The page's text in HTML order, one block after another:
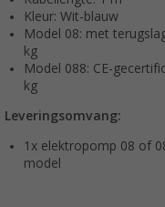
Kleur: Wit-blauw
Model 08: met
kg
Model 088: CE-
kg
Leveringsomvang:
1x elektropomp 08 of
model